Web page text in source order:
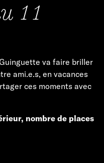
11
va faire briller
ami.e.s, en vacances
ces moments avec
nombre de places